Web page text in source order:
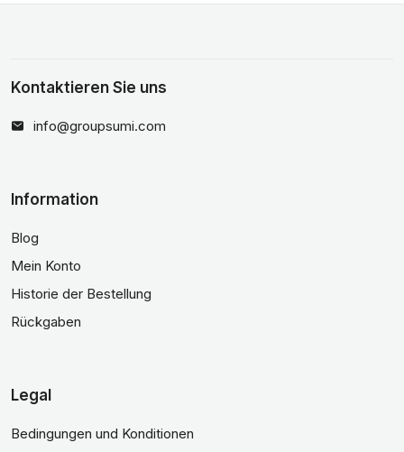
Kontaktieren Sie uns
info@groupsumi.com
Information
Blog
Mein Konto
Historie der Bestellung
Rückgaben
Legal
Bedingungen und Konditionen